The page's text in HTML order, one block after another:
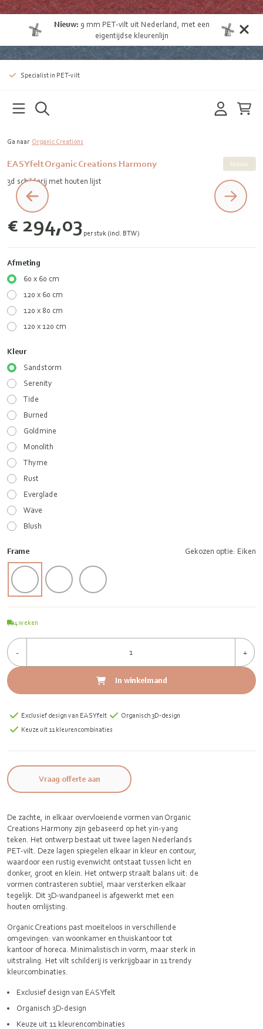
Nieuw: 9 mm PET-vilt uit Nederland , met een
eigentijdse kleurenlijn
Specialist in PET-vilt
Ga naar Organic Creations
EASYfelt Organic Creations Harmony
3d schilderij met houten lijst
Nieuw
€ 294,03 per stuk (incl. BTW)
Afmeting
60 x 60 cm
120 x 60 cm
120 x 80 cm
120 x 120 cm
Kleur
Sandstorm
Serenity
Tide
Burned
Goldmine
Monolith
Thyme
Rust
Everglade
Wave
Blush
Frame Gekozen optie: Eiken
4weken
- +
In winkelmand
Exclusief design van EASYfelt
Organisch 3D-design
Keuze uit 11 kleurencombinaties
Vraag offerte aan
De zachte, in elkaar overvloeiende vormen van Organic
Creations Harmony zijn gebaseerd op het yin‑yang
teken. Het ontwerp bestaat uit twee lagen Nederlands
PET‑vilt. Deze lagen spiegelen elkaar in kleur en contour,
waardoor een rustig evenwicht ontstaat tussen licht en
donker, groot en klein. Het ontwerp straalt balans uit: de
vormen contrasteren subtiel, maar versterken elkaar
tegelijk. Dit 3D-wandpaneel is afgewerkt met een
houten omlijsting.
Organic Creations past moeiteloos in verschillende
omgevingen: van woonkamer en thuiskantoor tot
kantoor of horeca. Minimalistisch in vorm, maar sterk in
uitstraling. Het vilt schilderij is verkrijgbaar in 11 trendy
kleurcombinaties.
Exclusief design van EASYfelt
Organisch 3D-design
Keuze uit 11 kleurencombinaties